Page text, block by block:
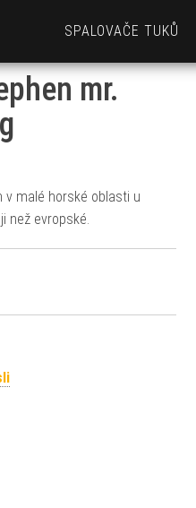
SPALOVAČE TUKŮ
mr.
v malé horské oblasti u
než evropské.